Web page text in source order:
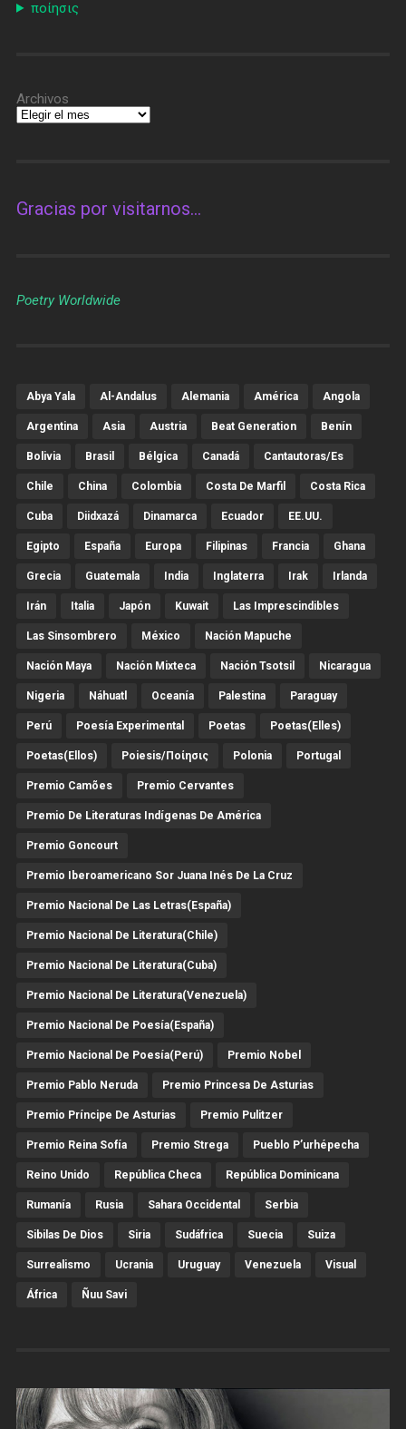
ποίησις
Archivos
Gracias por visitarnos…
Poetry Worldwide
Abya Yala Al-Andalus Alemania América Angola
Argentina Asia Austria Beat Generation Benín
Bolivia Brasil Bélgica Canadá Cantautoras/es
Chile China Colombia Costa De Marfil Costa Rica
Cuba Diidxazá Dinamarca Ecuador EE.UU.
Egipto España Europa Filipinas Francia Ghana
Grecia Guatemala India Inglaterra Irak Irlanda
Irán Italia Japón Kuwait Las Imprescindibles
Las Sinsombrero México Nación Mapuche
Nación Maya Nación Mixteca Nación Tsotsil Nicaragua
Nigeria Náhuatl Oceanía Palestina Paraguay
Perú Poesía Experimental Poetas Poetas(Elles)
Poetas(Ellos) Poiesis/ποίησις Polonia Portugal
Premio Camões Premio Cervantes
Premio De Literaturas Indígenas De América
Premio Goncourt
Premio Iberoamericano Sor Juana Inés De La Cruz
Premio Nacional De Las Letras(España)
Premio Nacional De Literatura(Chile)
Premio Nacional De Literatura(Cuba)
Premio Nacional De Literatura(Venezuela)
Premio Nacional De Poesía(España)
Premio Nacional De Poesía(Perú) Premio Nobel
Premio Pablo Neruda Premio Princesa De Asturias
Premio Príncipe De Asturias Premio Pulitzer
Premio Reina Sofía Premio Strega Pueblo P’urhépecha
Reino Unido República Checa República Dominicana
Rumanía Rusia Sahara Occidental Serbia
Sibilas De Dios Siria Sudáfrica Suecia Suiza
Surrealismo Ucrania Uruguay Venezuela Visual
África Ñuu Savi